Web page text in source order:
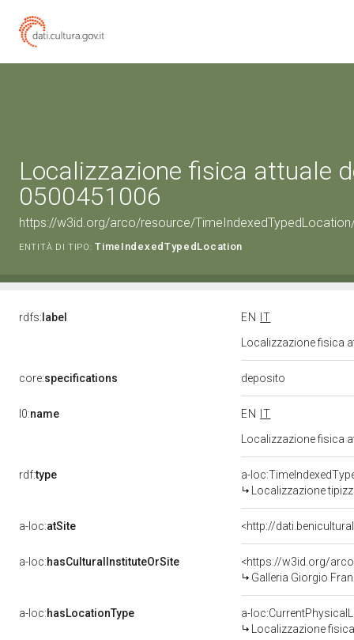
Localizzazione fisica attuale
0500451006
https://w3id.org/arco/resource/
ENTITÀ DI TIPO: TimeIndexedTypedLocation
rdfs: label EN
IT
Localizzazione fisica
core:specifications deposito
l0:name EN
IT
Localizzazione fisica
rdf:type
a-
Localizzazione
a-loc:atSite <http://
a-loc:hasCulturalInstituteOrSite
<https://w3id.org/
Galleria Giorgio
a-loc:hasLocationType
a-
Localizzazione